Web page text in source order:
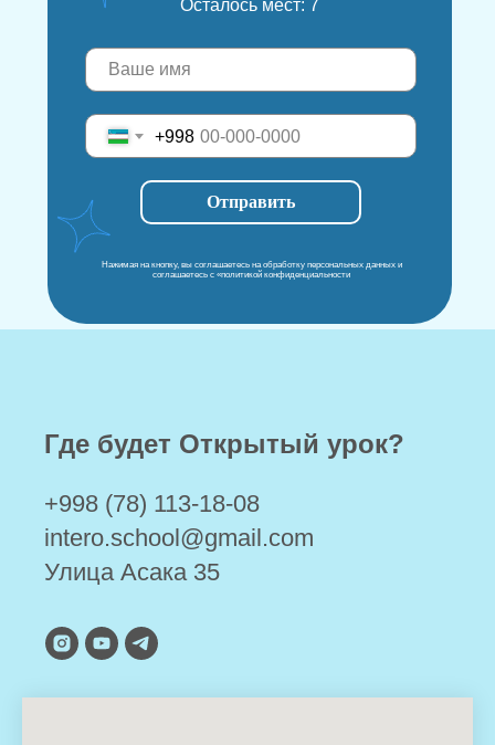
Осталось мест: 7
Нажимая на кнопку, вы соглашаетесь на обработку персональных данных и
соглашаетесь с «политикой конфиденциальности
+998
Отправить
Где будет Открытый урок?
+998 (78) 113-18-08
intero.school@gmail.com
Улица Асака 35